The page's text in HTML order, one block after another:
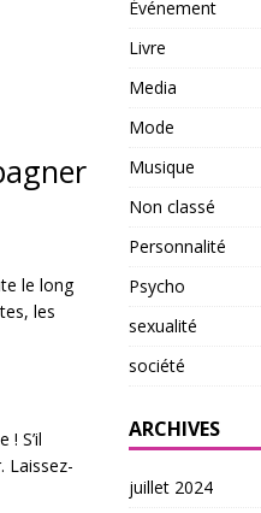
le long
les
S’il
Laissez-
Événement
Livre
Media
Mode
Musique
Non classé
Personnalité
Psycho
sexualité
société
ARCHIVES
juillet 2024